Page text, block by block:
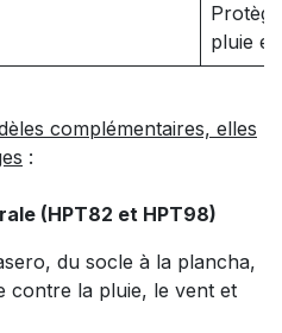
pluie et
complémentaires, elles
:
(HPT82 et HPT98)
du socle à la plancha,
contre la pluie, le vent et